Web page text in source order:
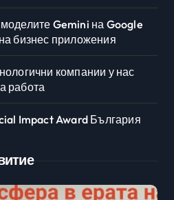
Gemini на Google
бизнес приложения
компании у нас
работа
Impact Award България